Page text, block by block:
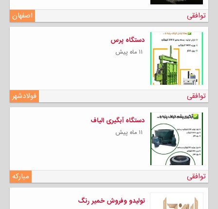
اصفهان توافقی
دستگاه پرس
۱۱ ماه پیش
فولادشهر توافقی
دستگاه آبگیری الیاف
۱۱ ماه پیش
مبارکه توافقی
تولیدو وفروش خمیر رنگ